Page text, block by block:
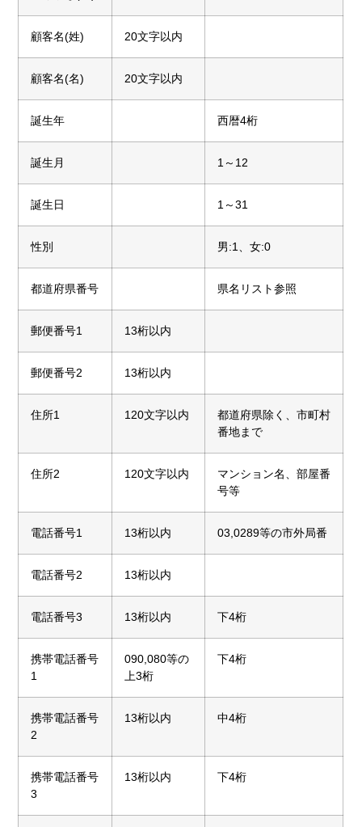
顧客名(姓) 20文字以内
顧客名(名) 20文字以内
誕生年 西暦4桁
誕生月 1～12
誕生日 1～31
性別 男:1、女:0
都道府県番号 県名リスト参照
郵便番号1 13桁以内
郵便番号2 13桁以内
住所1 120文字以内
都道府県除く、市町村
番地まで
住所2 120文字以内
マンション名、部屋番
号等
電話番号1 13桁以内 03,0289等の市外局番
電話番号2 13桁以内
電話番号3 13桁以内 下4桁
携帯電話番号
1
090,080等の
上3桁
下4桁
携帯電話番号
2
13桁以内 中4桁
携帯電話番号
3
13桁以内 下4桁